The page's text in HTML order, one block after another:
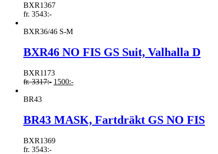
BXR1367
fr. 3543:-
BXR36/46 S-M
BXR46 NO FIS GS Suit, Valhalla D
BXR1173
fr.3317:- 1500:-
BR43
BR43 MASK, Fartdräkt GS NO FIS
BXR1369
fr. 3543:-